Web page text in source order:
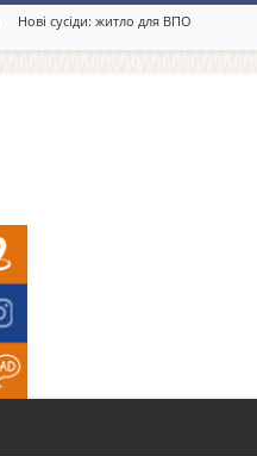
Нові сусіди: житло для ВПО